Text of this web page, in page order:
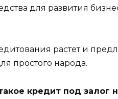
для развития
растет и
простого народа.
кредит под залог